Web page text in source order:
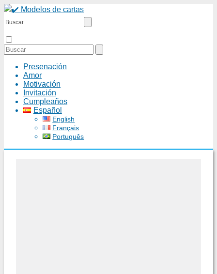
Presenación
Amor
Motivación
Invitación
Cumpleaños
Español
English
Français
Português